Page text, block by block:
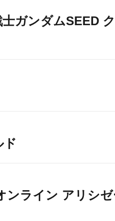
ガンダムSEED
ド
ンライン アリシ